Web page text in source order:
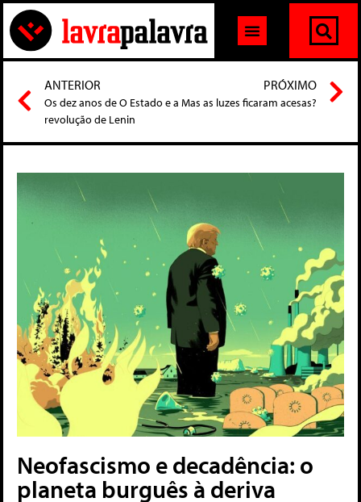
ANTERIOR
Os dez anos de O Estado e a
revolução de Lenin
PRÓXIMO
Mas as luzes ficaram acesas?
Neofascismo e decadência: o
planeta burguês à deriva